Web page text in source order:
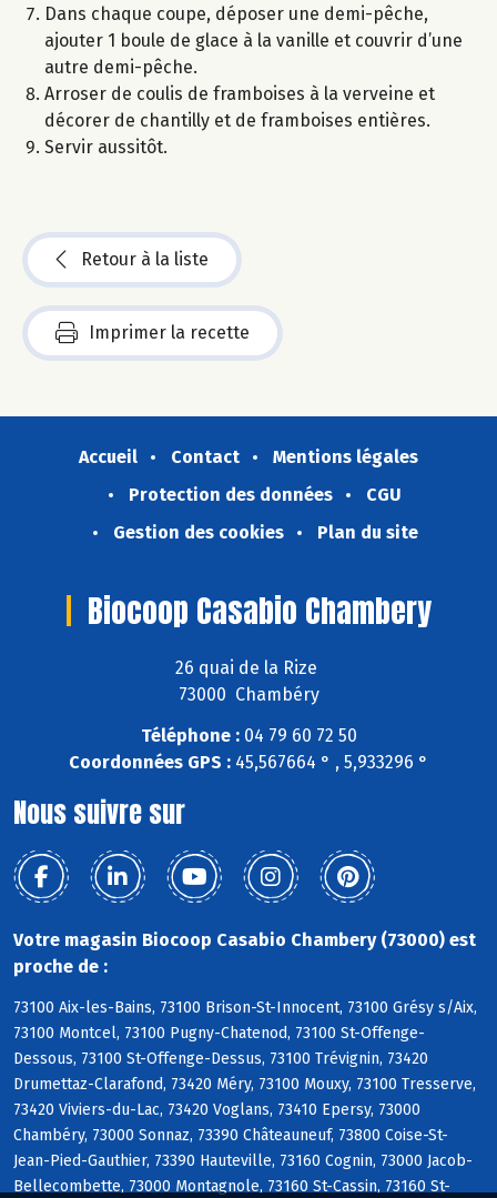
Dans chaque coupe, déposer une demi-pêche,
ajouter 1 boule de glace à la vanille et couvrir d’une
autre demi-pêche.
Arroser de coulis de framboises à la verveine et
décorer de chantilly et de framboises entières.
Servir aussitôt.
Retour à la liste
Imprimer la recette
Accueil Contact
Mentions légales
Protection des données
CGU
Gestion des cookies
Plan du site
Biocoop Casabio Chambery
26 quai de la Rize
73000 Chambéry
Téléphone :04 79 60 72 50
Coordonnées GPS : 45,567664 ° , 5,933296 °
Nous suivre sur
Votre magasin Biocoop Casabio Chambery (73000) est
proche de :
73100 Aix-les-Bains, 73100 Brison-St-Innocent, 73100 Grésy s/Aix,
73100 Montcel, 73100 Pugny-Chatenod, 73100 St-Offenge-
Dessous, 73100 St-Offenge-Dessus, 73100 Trévignin, 73420
Drumettaz-Clarafond, 73420 Méry, 73100 Mouxy, 73100 Tresserve,
73420 Viviers-du-Lac, 73420 Voglans, 73410 Epersy, 73000
Chambéry, 73000 Sonnaz, 73390 Châteauneuf, 73800 Coise-St-
Jean-Pied-Gauthier, 73390 Hauteville, 73160 Cognin, 73000 Jacob-
Bellecombette, 73000 Montagnole, 73160 St-Cassin, 73160 St-